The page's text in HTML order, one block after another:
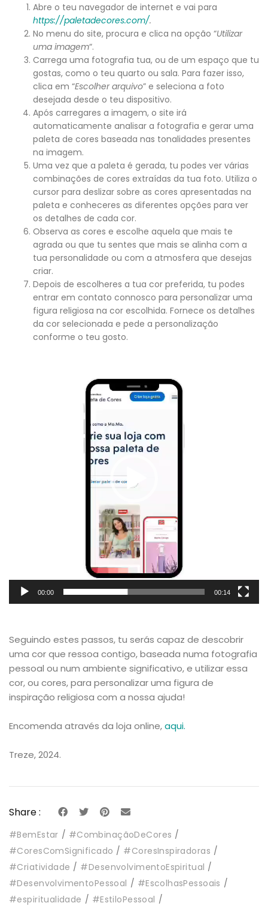
Abre o teu navegador de internet e vai para
https://paletadecores.com/.
No menu do site, procura e clica na opção “Utilizar
uma imagem“.
Carrega uma fotografia tua, ou de um espaço que tu
gostas, como o teu quarto ou sala. Para fazer isso,
clica em “Escolher arquivo” e seleciona a foto
desejada desde o teu dispositivo.
Após carregares a imagem, o site irá
automaticamente analisar a fotografia e gerar uma
paleta de cores baseada nas tonalidades presentes
na imagem.
Uma vez que a paleta é gerada, tu podes ver várias
combinações de cores extraídas da tua foto. Utiliza o
cursor para deslizar sobre as cores apresentadas na
paleta e conheceres as diferentes opções para ver
os detalhes de cada cor.
Observa as cores e escolhe aquela que mais te
agrada ou que tu sentes que mais se alinha com a
tua personalidade ou com a atmosfera que desejas
criar.
Depois de escolheres a tua cor preferida, tu podes
entrar em contato connosco para personalizar uma
figura religiosa na cor escolhida. Fornece os detalhes
da cor selecionada e pede a personalização
conforme o teu gosto.
00:00 00:14
Seguindo estes passos, tu serás capaz de descobrir
uma cor que ressoa contigo, baseada numa fotografia
pessoal ou num ambiente significativo, e utilizar essa
cor, ou cores, para personalizar uma figura de
inspiração religiosa com a nossa ajuda!
Encomenda através da loja online,aqui.
Treze, 2024.
Share :
#BemEstar
#CombinaçãoDeCores
#CoresComSignificado
#CoresInspiradoras
#Criatividade
#DesenvolvimentoEspiritual
#DesenvolvimentoPessoal
#EscolhasPessoais
#espiritualidade
#EstiloPessoal